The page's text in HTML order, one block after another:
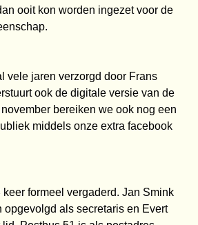
ooit kon worden ingezet voor de
vele jaren verzorgd door Frans
ook de digitale versie van de
bereiken we ook nog een
middels onze extra facebook
keer formeel vergaderd. Jan Smink
opgevolgd als secretaris en Evert